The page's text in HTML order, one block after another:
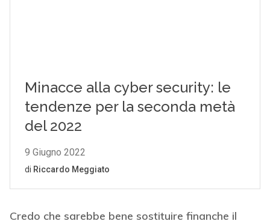
Credo che sarebbe bene sostituire finanche il